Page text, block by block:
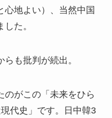
心地よい）、当然中国
た。
も批判が続出。
のがこの「未来をひら
代史」です。日中韓3